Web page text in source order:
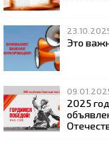
Это
2025